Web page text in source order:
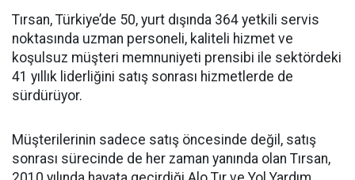
Tırsan, Türkiye’de 50, yurt dışında 364 yetkili servis
noktasında uzman personeli, kaliteli hizmet ve
koşulsuz müşteri memnuniyeti prensibi ile sektördeki
41 yıllık liderliğini satış sonrası hizmetlerde de
sürdürüyor.
Müşterilerinin sadece satış öncesinde değil, satış
sonrası sürecinde de her zaman yanında olan Tırsan,